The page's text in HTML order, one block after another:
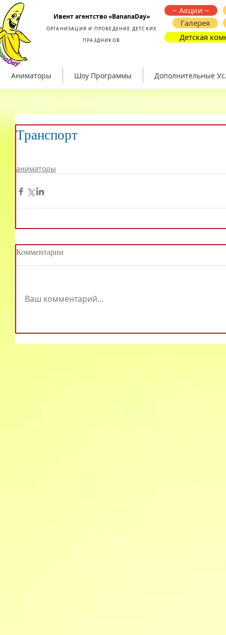
Организация и проведение детских праздников
Ивент агентство «BananaDay»
ОРГАНИЗАЦИЯ И ПРОВЕДЕНИЕ ДЕТСКИХ
ПРАЗДНИКОВ
~ Акции ~
Галерея
Детская
Аниматоры Шоу Программы Дополнительные
Транспорт
аниматоры
Комментарии
Ваш комментарий...